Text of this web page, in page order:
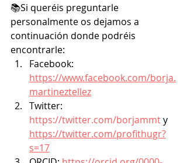
📚Si queréis preguntarle
personalmente os dejamos a
continuación donde podréis
encontrarle:
Facebook:
https://www.facebook.com/borja.
martineztellez
Twitter:
https://twitter.com/borjammt y
https://twitter.com/profithugr?
s=17